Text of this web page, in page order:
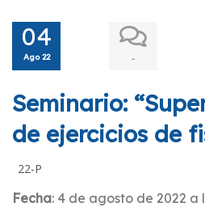
04
Ago 22 -
Seminario:
de ejercicios de
22-P
Fecha: 4 de agosto de 2022 a